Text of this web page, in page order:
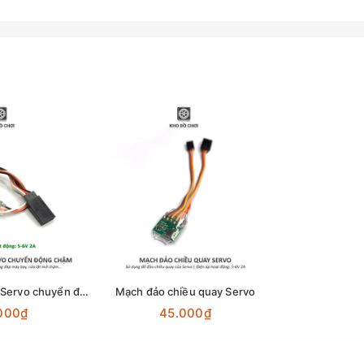
Mạch điều khiển Servo chuyển đông chậm Mạch đảo chiều quay Servo
45.000₫